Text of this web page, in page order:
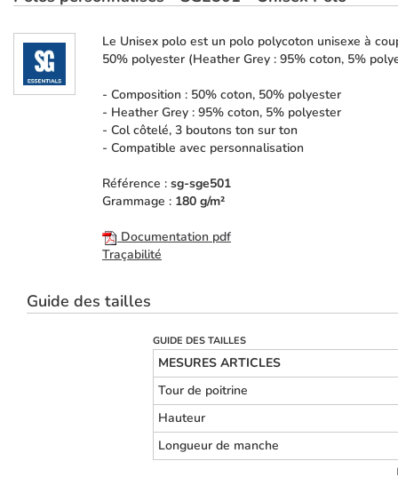
Le Unisex polo est un polo polycoton unisexe à
50% polyester (Heather Grey : 95% coton, 5%
- Composition : 50% coton, 50% polyester
- Heather Grey : 95% coton, 5% polyester
- Col côtelé, 3 boutons ton sur ton
- Compatible avec personnalisation
Référence : sg-sge501
Grammage : 180 g/m²
Documentation pdf
Traçabilité
Guide des tailles
GUIDE DES TAILLES
MESURES ARTICLES
Tour de poitrine
Hauteur
Longueur de manche